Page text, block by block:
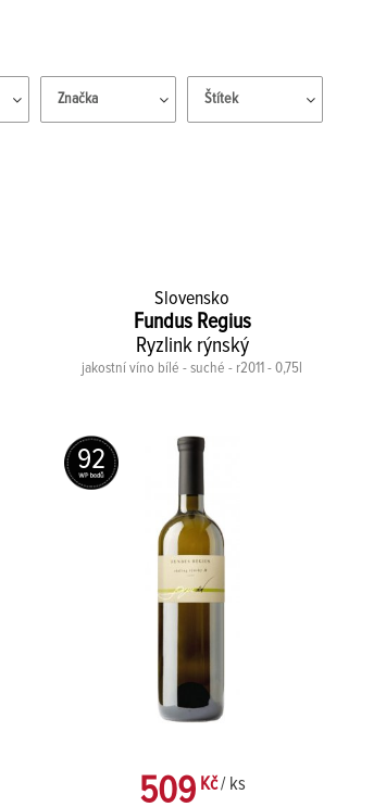
Značka Štítek
Slovensko
Fundus Regius
Ryzlink rýnský
jakostní víno bílé - suché - r2011 - 0,75l
92
509Kč/ ks